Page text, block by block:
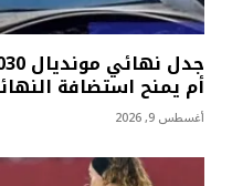
أم يمنح استضافة
أغسطس 9, 2026